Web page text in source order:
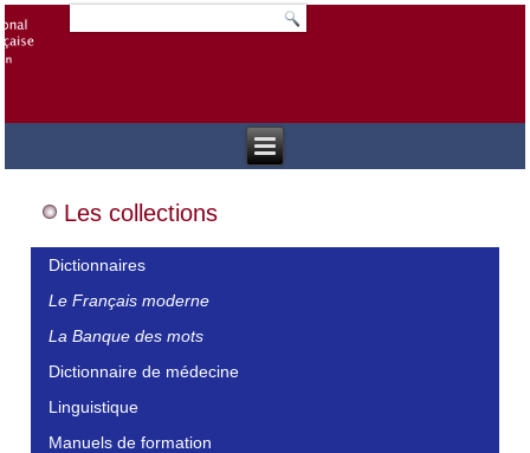
Les collections
Dictionnaires
Le Français moderne
La Banque des mots
Dictionnaire de médecine
Linguistique
Manuels de formation